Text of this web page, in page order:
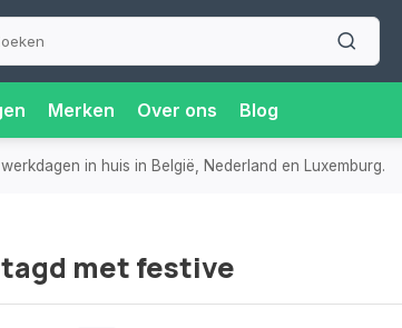
Merken Over ons Blog
in huis in België, Nederland en Luxemburg.
met festive